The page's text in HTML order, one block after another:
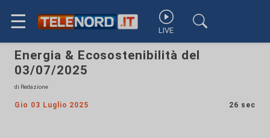
☰ LIVE
Energia & Ecosostenibilità del
03/07/2025
di Redazione
Gio 03 Luglio 2025 26 sec